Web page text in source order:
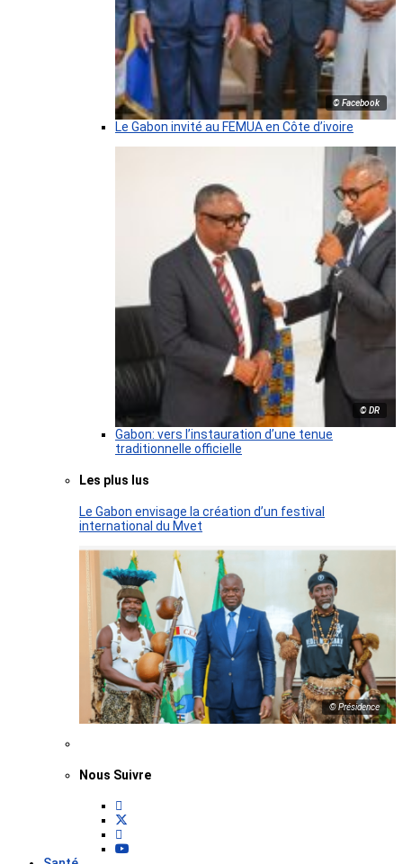
© Facebook
Le Gabon invité au FEMUA en Côte d’ivoire
© DR
Gabon: vers l’instauration d’une tenue
traditionnelle officielle
Les plus lus
Le Gabon envisage la création d’un festival
international du Mvet
© Présidence
Nous Suivre